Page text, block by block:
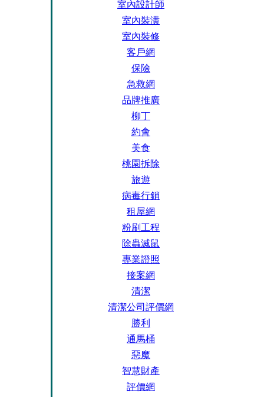
室內設計師
室內裝潢
室內裝修
客戶網
保險
急救網
品牌推廣
柳丁
約會
美食
桃園拆除
旅遊
病毒行銷
租屋網
粉刷工程
除蟲滅鼠
專業證照
接案網
清潔
清潔公司評價網
勝利
通馬桶
惡魔
智慧財產
評價網